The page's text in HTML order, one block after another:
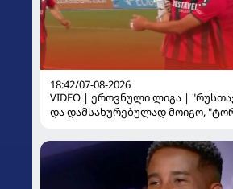
18:42/07-08-2026
VIDEO | ეროვნული ლიგა |
და დამსახურებულად მოიგო,